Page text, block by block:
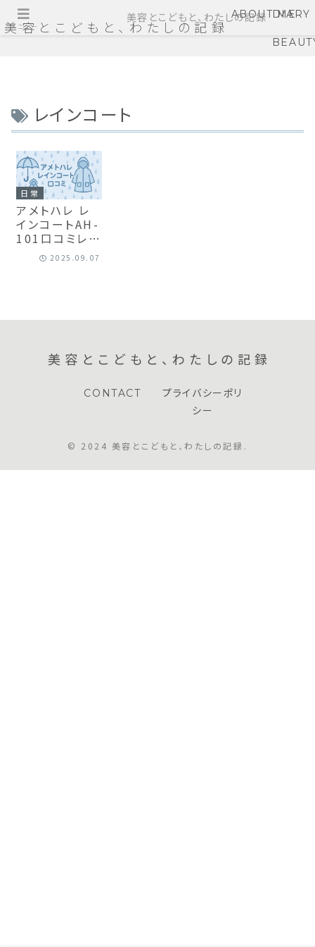
美容とこどもと、わたしの記録
ABOUT ME
DIARY
レインコート
日常
アメトハレ レ
インコートAH-
101口コミレビ
ュー｜自転車
通勤ママが8ヶ
2025.09.07
美容とこどもと、わたしの記録
CONTACT
プライバシーポリ
シー
© 2024 美容とこどもと、わたしの記録.
メニュー
美容とこどもと、わたしの記録